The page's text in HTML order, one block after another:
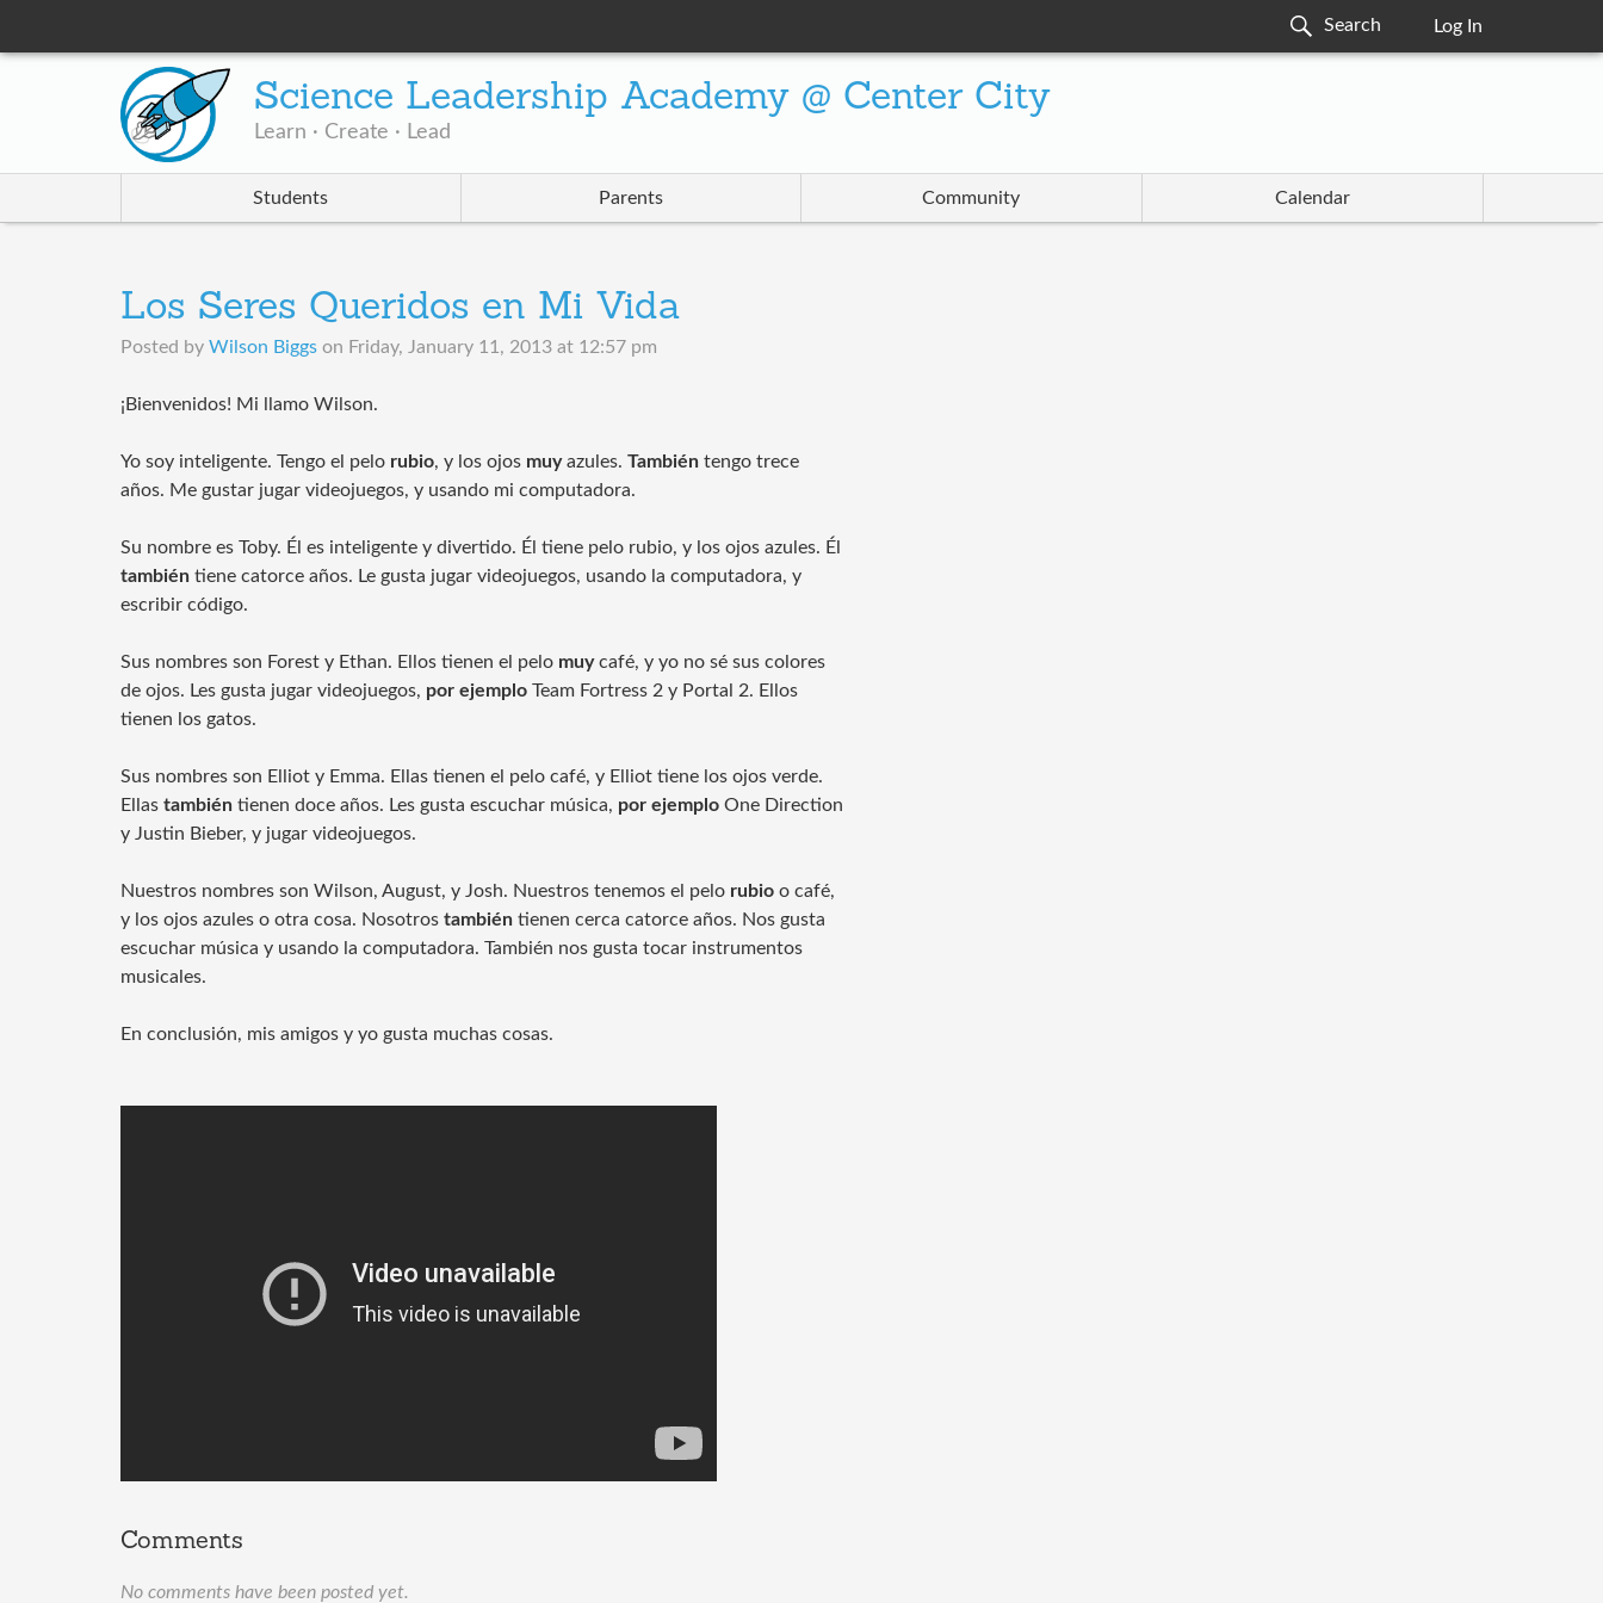
Log In
Science Leadership Academy @ Center City
Learn · Create · Lead
Students Parents Community Calendar
Los Seres Queridos en Mi Vida
Posted by Wilson Biggs on Friday, January 11, 2013 at 12:57 pm
¡Bienvenidos! Mi llamo Wilson.
Yo soy inteligente. Tengo el pelo rubio, y los ojos muyazules. Tambiéntengo trece
años. Me gustar jugar videojuegos, y usando mi computadora.
Su nombre es Toby. Él es inteligente y divertido. Él tiene pelo rubio, y los ojos azules. Él
también tiene catorce años. Le gusta jugar videojuegos, usando la computadora, y
escribir código.
Sus nombres son Forest y Ethan. Ellos tienen el pelomuycafé, y yo no sé sus colores
de ojos. Les gusta jugar videojuegos, por ejemploTeam Fortress 2 y Portal 2. Ellos
tienen los gatos.
Sus nombres son Elliot y Emma. Ellas tienen el pelo café, y Elliot tiene los ojos verde.
Ellas tambiéntienen doce años. Les gusta escuchar música, por ejemploOne Direction
y Justin Bieber, y jugar videojuegos.
Nuestros nombres son Wilson, August, y Josh. Nuestros tenemos el pelo rubioo café,
y los ojos azules o otra cosa. Nosotros tambiéntienen cerca catorce años. Nos gusta
escuchar música y usando la computadora. También nos gusta tocar instrumentos
musicales.
En conclusión, mis amigos y yo gusta muchas cosas.
Comments
No comments have been posted yet.